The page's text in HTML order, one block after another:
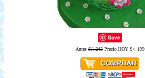
Save
AntesS/. 243Precio HOY S/. 199